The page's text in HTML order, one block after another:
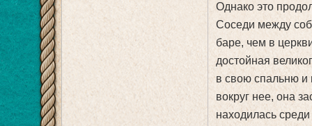
Однако это
Соседи между
баре, чем в
достойная
в свою спальню и
вокруг нее, она
находилась